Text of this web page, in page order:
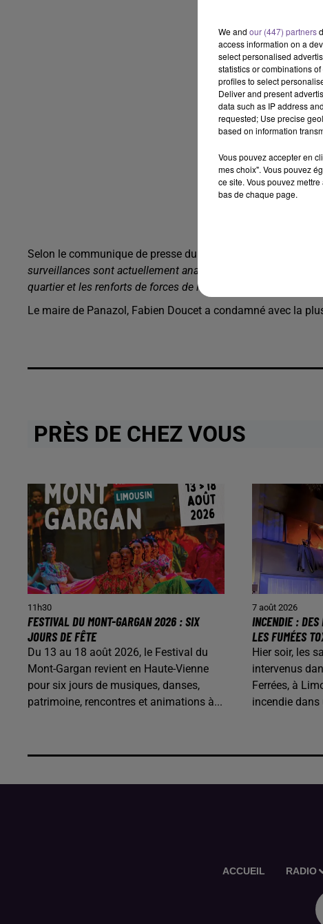
Selon le communique de presse du maire de Panazol
« Le
surveillances sont actuellement analysées ainsi que les
quartier et les renforts de forces de l’ordre sont en cours ».
Le maire de Panazol, Fabien Doucet a condamné avec la
PRÈS DE CHEZ VOUS
11h30
FESTIVAL DU MONT-GARGAN 2026 : SIX
JOURS DE FÊTE
Du 13 au 18 août 2026, le Festival du
Mont-Gargan revient en Haute-Vienne
pour six jours de musiques, danses,
patrimoine, rencontres et animations à...
7 août 2026
INCENDIE : DES
LES FUMÉES
Hier soir, les
intervenus
Ferrées, à
incendie
ACCUEIL RADIO
We and our (447) partners
access information on a
select personalised
statistics or combinations
profiles to select
Deliver and present
data such as IP address
requested; Use precise
based on information
Vous pouvez accepter en
mes choix". Vous pouvez
ce site. Vous pouvez
bas de chaque page.